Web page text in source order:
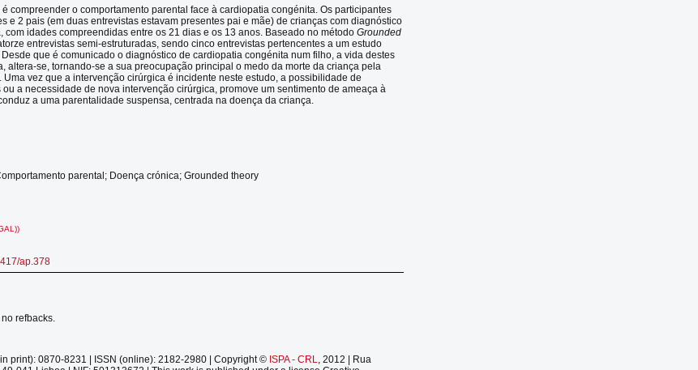
compreender o comportamento parental face à cardiopatia congénita. Os participantes
e 2 pais (em duas entrevistas estavam presentes pai e mãe) de crianças com diagnóstico
com idades compreendidas entre os 21 dias e os 13 anos. Baseado no métodoGrounded
entrevistas semi-estruturadas, sendo cinco entrevistas pertencentes a um estudo
que é comunicado o diagnóstico de cardiopatia congénita num filho, a vida destes
altera-se, tornando-se a sua preocupação principal o medo da morte da criança pela
Uma vez que a intervenção cirúrgica é incidente neste estudo, a possibilidade de
a necessidade de nova intervenção cirúrgica, promove um sentimento de ameaça à
a uma parentalidade suspensa, centrada na doença da criança.
parental; Doença crónica; Grounded theory
ap.378
refbacks.
print): 0870-8231 | ISSN (online): 2182-2980 | Copyright © ISPA - CRL , 2012 | Rua